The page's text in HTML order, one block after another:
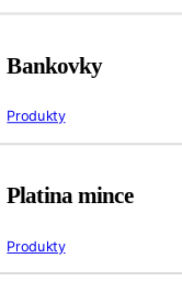
Bankovky
Produkty
Platina mince
Produkty